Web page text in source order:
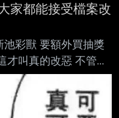
家都能接受檔案改
彩獸 要額外買抽獎
才叫真的改惡 不管怎
這邊起碼數學算出來
是不是瞬間眉清目秀